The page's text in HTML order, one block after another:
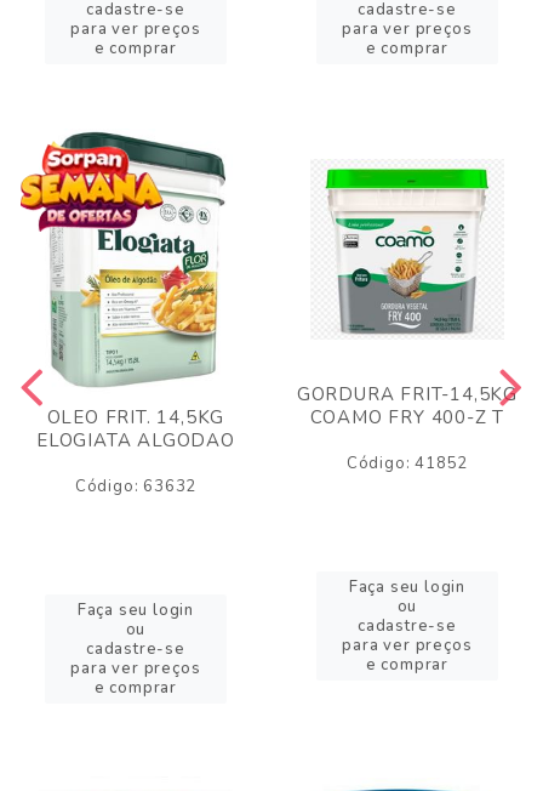
cadastre-se
para ver preços
e comprar
cadastre-se
para ver preços
e comprar
OLEO FRIT. 14,5KG
ELOGIATA ALGODAO
Código: 63632
Faça seu login
ou
cadastre-se
para ver preços
e comprar
GORDURA FRIT-14,5KG
COAMO FRY 400-Z T
Código: 41852
Faça seu login
ou
cadastre-se
para ver preços
e comprar